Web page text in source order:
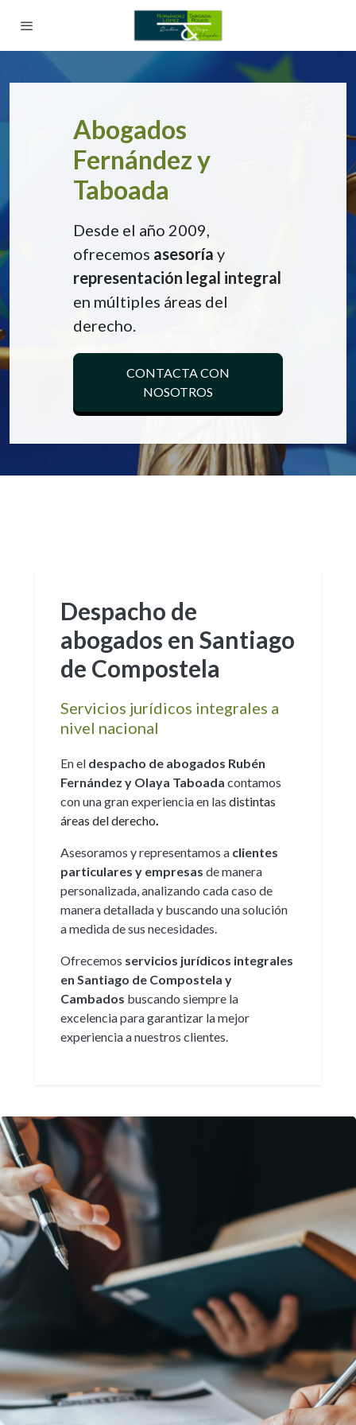
Abogados
Fernández y
Taboada
Desde el año 2009,
ofrecemos asesoría y
representación legal integral
en múltiples áreas del
derecho.
CONTACTA CON
NOSOTROS
Despacho de
abogados en Santiago
de Compostela
Servicios jurídicos integrales a
nivel nacional
En el despacho de abogados Rubén
Fernández y Olaya Taboada contamos
con una gran experiencia en las distintas
áreas del derecho.
Asesoramos y representamos a clientes
particulares y empresas de manera
personalizada, analizando cada caso de
manera detallada y buscando una solución
a medida de sus necesidades.
Ofrecemos servicios jurídicos integrales
en Santiago de Compostela y
Cambados buscando siempre la
excelencia para garantizar la mejor
experiencia a nuestros clientes.